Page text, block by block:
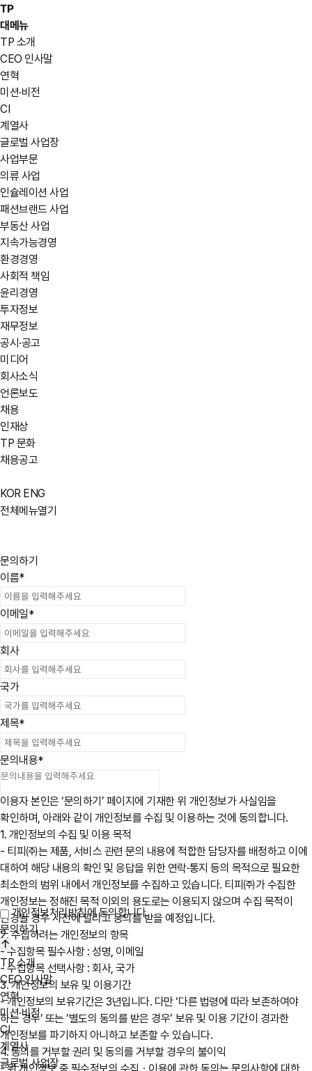
TP
대메뉴
TP 소개
CEO 인사말
연혁
미션·비전
CI
계열사
글로벌 사업장
사업부문
의류 사업
인슐레이션 사업
패션브랜드 사업
부동산 사업
지속가능경영
환경경영
사회적 책임
윤리경영
투자정보
재무정보
공시·공고
미디어
회사소식
언론보도
채용
인재상
TP 문화
채용공고
KOR ENG
전체메뉴열기
문의하기
이름*
이메일*
회사
국가
제목*
문의내용*
이용자 본인은 ‘문의하기’ 페이지에 기재한 위 개인정보가 사실임을
확인하며, 아래와 같이 개인정보를 수집 및 이용하는 것에 동의합니다.
1. 개인정보의 수집 및 이용 목적
- 티피㈜는 제품, 서비스 관련 문의 내용에 적합한 담당자를 배정하고 이에
대하여 해당 내용의 확인 및 응답을 위한 연락·통지 등의 목적으로 필요한
최소한의 범위 내에서 개인정보를 수집하고 있습니다. 티피㈜가 수집한
개인정보는 정해진 목적 이외의 용도로는 이용되지 않으며 수집 목적이
변경될 경우 사전에 알리고 동의를 받을 예정입니다.
2. 수집하려는 개인정보의 항목
- 수집항목 필수사항 : 성명, 이메일
- 수집항목 선택사항 : 회사, 국가
3. 개인정보의 보유 및 이용기간
- 개인정보의 보유기간은 3년입니다. 다만 ‘다른 법령에 따라 보존하여야
하는 경우’ 또는 ‘별도의 동의를 받은 경우’ 보유 및 이용 기간이 경과한
개인정보를 파기하지 아니하고 보존할 수 있습니다.
4. 동의를 거부할 권리 및 동의를 거부할 경우의 불이익
- 위 개인정보 중 필수정보의 수집ㆍ이용에 관한 동의는 문의사항에 대한
개인정보처리방침에 동의합니다.
문의하기
TP 소개
CEO 인사말
연혁
미션·비전
CI
계열사
글로벌 사업장